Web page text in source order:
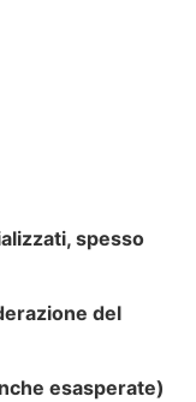
spesso
del
esasperate)